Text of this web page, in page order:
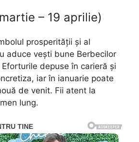
– 19 aprilie)
prosperității și al
aduce vești bune Berbecilor
depuse în carieră și
iar în ianuarie poate
de venit. Fii atent la
lung.